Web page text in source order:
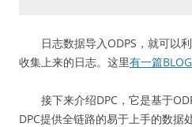
日志数据导入ODPS，就可以利
收集上来的日志。这里有一篇
接下来介绍DPC，它是基于
DPC提供全链路的易于上手的数据